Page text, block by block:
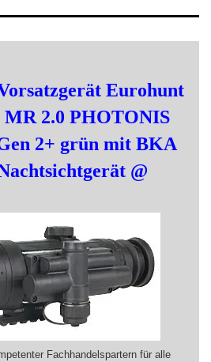
Eurohunt
2.0 PHOTONIS
2+ grün mit BKA
@
Fachhandelspartern für alle